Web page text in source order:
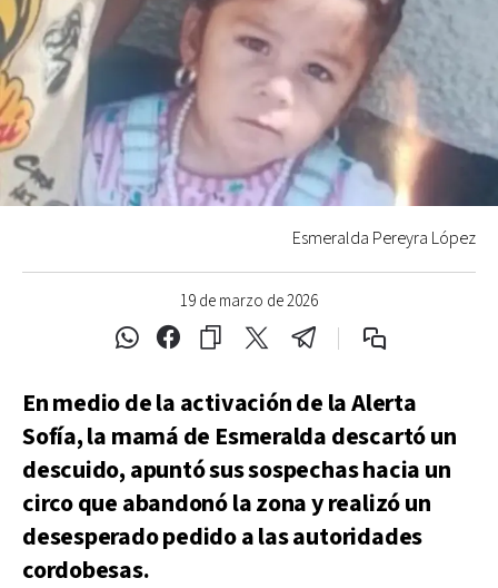
19 de marzo de 2026
Esmeralda Pereyra López
En medio de la activación de la Alerta
Sofía, la mamá de Esmeralda descartó un
descuido, apuntó sus sospechas hacia un
circo que abandonó la zona y realizó un
desesperado pedido a las autoridades
cordobesas.